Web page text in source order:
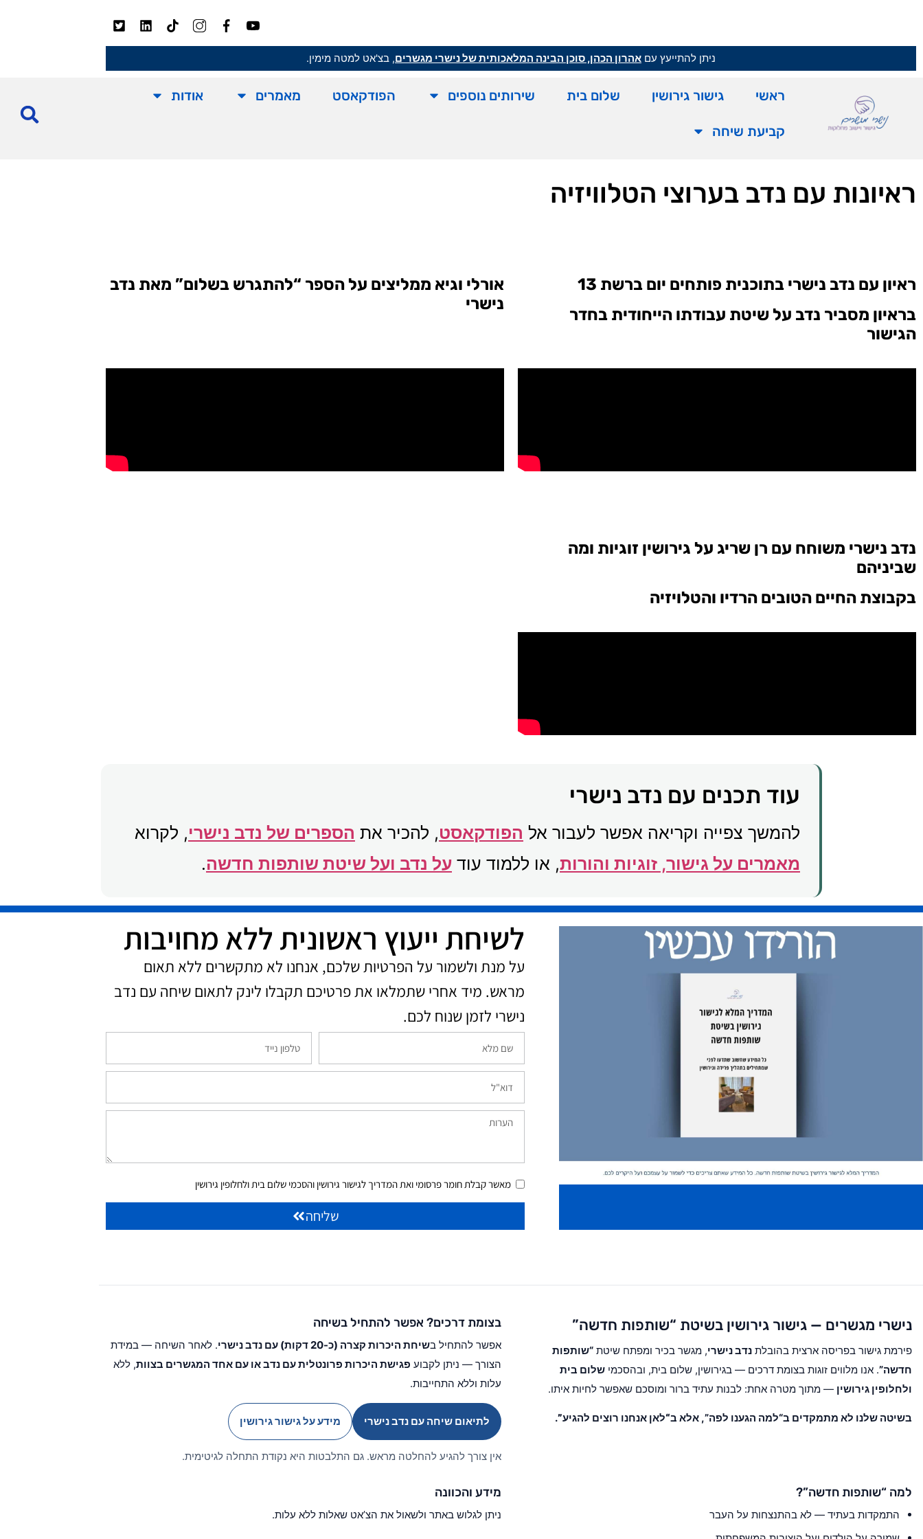
ניתן להתייעץ עם אהרון הכהן, סוכן הבינה המלאכותית של נישרי מגשרים, בצ'אט למטה מימין.
ראשי גישור גירושין שלום בית שירותים נוספים הפודקאסט מאמרים אודות
קביעת שיחה
ראיונות עם נדב בערוצי הטלוויזיה
ראיון עם נדב נישרי בתוכנית פותחים יום ברשת 13
בראיון מסביר נדב על שיטת עבודתו הייחודית בחדר
הגישור
אורלי וגיא ממליצים על הספר “להתגרש בשלום” מאת נדב
נישרי
נדב נישרי משוחח עם רן שריג על גירושין זוגיות ומה
שביניהם
בקבוצת החיים הטובים הרדיו והטלויזיה
עוד תכנים עם נדב נישרי
להמשך צפייה וקריאה אפשר לעבור אל הפודקאסט, להכיר את הספרים של נדב נישרי, לקרוא
מאמרים על גישור, זוגיות והורות, או ללמוד עוד על נדב ועל שיטת שותפות חדשה.
לשיחת ייעוץ ראשונית ללא מחויבות
על מנת ולשמור על הפרטיות שלכם, אנחנו לא מתקשרים ללא תאום
מראש. מיד אחרי שתמלאו את פרטיכם תקבלו לינק לתאום שיחה עם נדב
נישרי לזמן שנוח לכם.​
מאשר קבלת חומר פרסומי ואת המדריך לגישור גירושין והסכמי שלום בית ולחלופין גירושין
שליחה
נישרי מגשרים — גישור גירושין בשיטת “שותפות חדשה”
פירמת גישור בפריסה ארצית בהובלת נדב נישרי, מגשר בכיר ומפתח שיטת “שותפות
חדשה”. אנו מלווים זוגות בצומת דרכים — בגירושין, שלום בית, ובהסכמי שלום בית
ולחלופין גירושין — מתוך מטרה אחת: לבנות עתיד ברור ומוסכם שאפשר לחיות איתו.
בשיטה שלנו לא מתמקדים ב“למה הגענו לפה”, אלא ב“לאן אנחנו רוצים להגיע”.
בצומת דרכים? אפשר להתחיל בשיחה
אפשר להתחיל בשיחת היכרות קצרה (כ-20 דקות) עם נדב נישרי
. לאחר השיחה — במידת
הצורך — ניתן לקבוע פגישת היכרות פרונטלית עם נדב או עם אחד המגשרים בצוות, ללא
עלות וללא התחייבות.
לתיאום שיחה עם נדב נישרי מידע על גישור גירושין
אין צורך להגיע להחלטה מראש. גם התלבטות היא נקודת התחלה לגיטימית.
למה “שותפות חדשה”?
התמקדות בעתיד — לא בהתנצחות על העבר
מידע והכוונה
ניתן לגלוש באתר ולשאול את הצ’אט שאלות ללא עלות.